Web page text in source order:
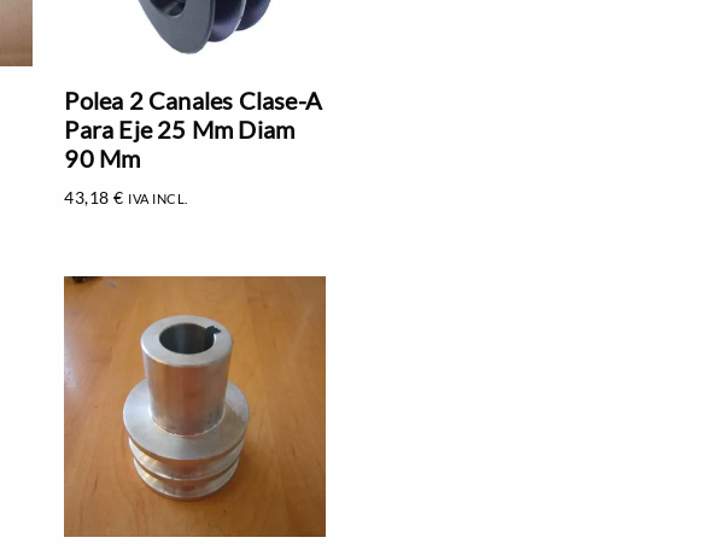
Polea 2 Canales Clase-A
Para Eje 25 Mm Diam
90 Mm
43,18€ IVA INCL.